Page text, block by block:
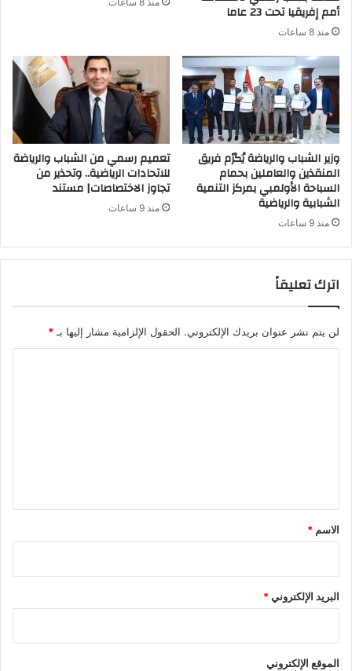
أمم إفريقيا تحت 23 عاما
منذ 8 ساعات
وزير الشباب والرياضة يُكرّم فريق
المنقذين والعاملين بحمام
السباحة الأولمبي بمركز التنمية
الشبابية والرياضية
منذ 9 ساعات
تعميم رسمي من الشباب والرياضة
للاتحادات الرياضية.. وتحذير من
تجاوز الاختصاصات| مستند
منذ 9 ساعات
اترك تعليقاً
لن يتم نشر عنوان بريدك الإلكتروني. الحقول الإلزامية مشار إليها بـ*
*
الاسم *
البريد الإلكتروني*
الموقع الإلكتروني